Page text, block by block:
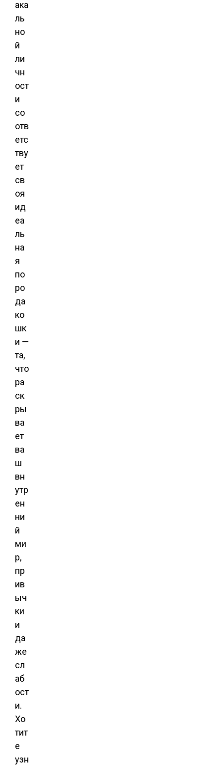
ака
ль
но
й
ли
чн
ост
и
со
отв
етс
тву
ет
св
оя
ид
еа
ль
на
я
по
ро
да
ко
шк
и —
та,
что
ра
ск
ры
ва
ет
ва
ш
вн
утр
ен
ни
й
ми
р,
пр
ив
ыч
ки
и
да
же
сл
аб
ост
и.
Хо
тит
е
узн